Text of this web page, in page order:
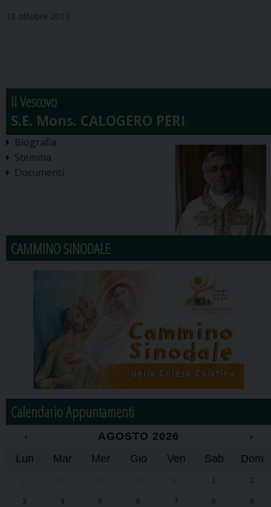
10 ottobre 2013
Il Vescovo
Biografia
Stemma
Documenti
CAMMINO SINODALE
Calendario Appuntamenti
‹ AGOSTO 2026
›
Lun
Mar Mer Gio Ven Sab Dom
1 2
3 4 5 6 7 8 9